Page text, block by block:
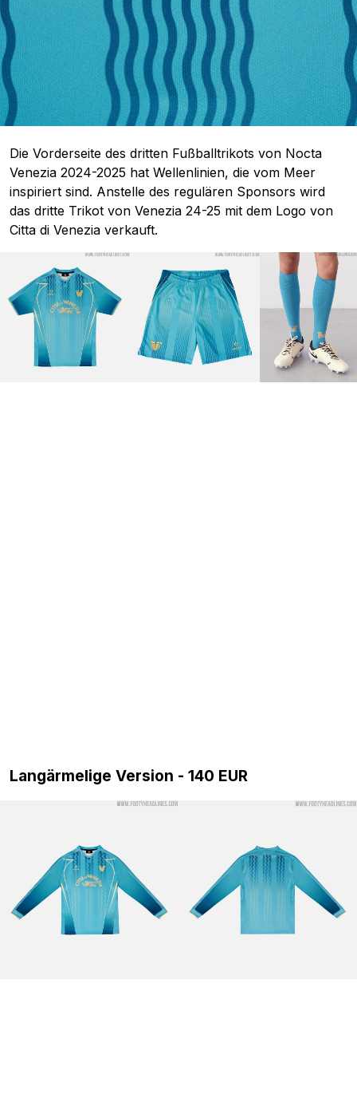
Die Vorderseite des dritten Fußballtrikots von Nocta
Venezia 2024-2025 hat Wellenlinien, die vom Meer
inspiriert sind. Anstelle des regulären Sponsors wird
das dritte Trikot von Venezia 24-25 mit dem Logo von
Citta di Venezia verkauft.
Langärmelige Version - 140 EUR